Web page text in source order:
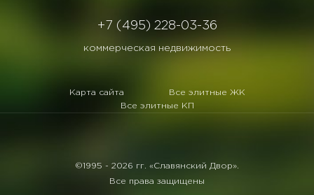
+7 (495) 228-03-36
коммерческая недвижимость
Карта сайта
Все элитные ЖК
Все элитные КП
©1995 - 2026 гг. «Славянский Двор».
Все права защищены